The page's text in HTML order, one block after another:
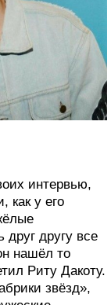
интервью,
как у его
друг другу все
нашёл то
Риту Дакоту.
звёзд»,